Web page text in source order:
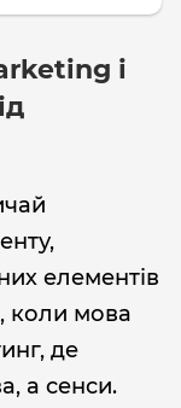
і
елементів
коли мова
де
а сенси.